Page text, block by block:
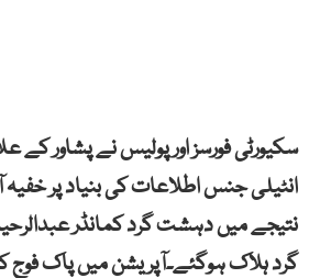
سکیورٹی فورسز اور پولیس نے پشاور
انٹیلی جنس اطلاعات کی بنیاد پر